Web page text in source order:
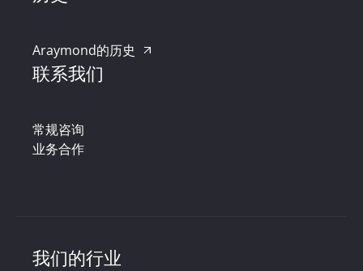
Araymond的历史
联系我们
常规咨询
业务合作
我们的行业